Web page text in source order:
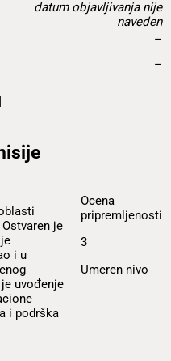
datum objavljivanja nije
naveden
–
–
je
i u
uvođenje
i podrška
Ocena
pripremljenosti
3
Umeren nivo